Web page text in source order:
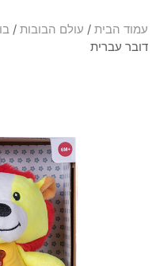
עמוד הבית / עולם הבובות /
דובר עברית